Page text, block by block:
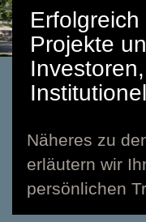
Projekte
Näheres zu
erläutern wir
persönlichen